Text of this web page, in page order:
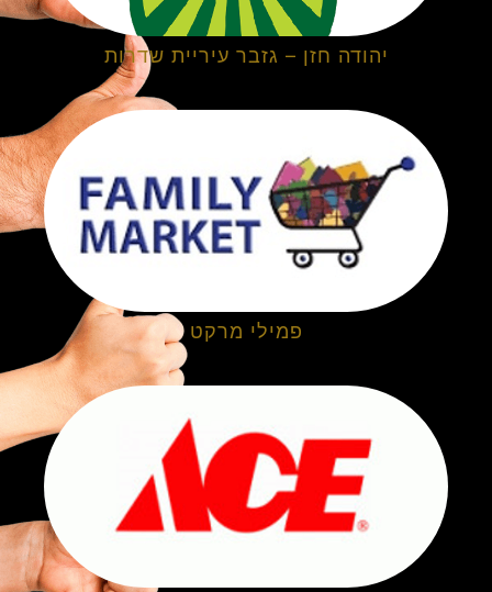
יהודה חזן – גזבר עיריית שדרות
פמילי מרקט